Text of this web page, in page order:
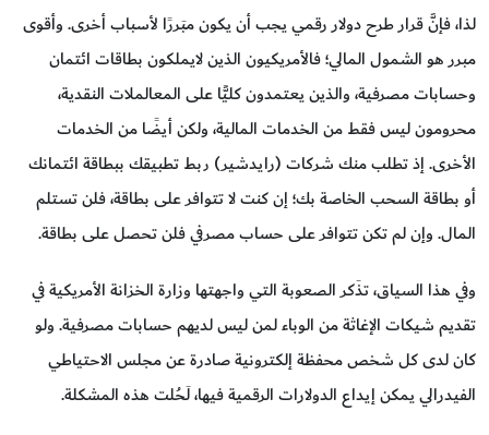
لذا، فإنَّ قرار طرح دولار رقمي يجب أن يكون مبَررًا لأسباب أخرى. وأقوى
مبرر هو الشمول المالي؛ فالأمريكيون الذين لايملكون بطاقات ائتمان
وحسابات مصرفية، والذين يعتمدون كليًّا على المعالملات النقدية،
محرومون ليس فقط من الخدمات المالية، ولكن أيضًا من الخدمات
الأخرى. إذ تطلب منك شركات (رايدشير) ربط تطبيقك ببطاقة ائتمانك
أو بطاقة السحب الخاصة بك؛ إن كنت لا تتوافر على بطاقة، فلن تستلم
المال. وإن لم تكن تتوافر على حساب مصرفي فلن تحصل على بطاقة.
وفي هذا السياق، تذَكر الصعوبة التي واجهتها وزارة الخزانة الأمريكية في
تقديم شيكات الإغاثة من الوباء لمن ليس لديهم حسابات مصرفية. ولو
كان لدى كل شخص محفظة إلكترونية صادرة عن مجلس الاحتياطي
الفيدرالي يمكن إيداع الدولارات الرقمية فيها، لَحُلت هذه المشكلة.